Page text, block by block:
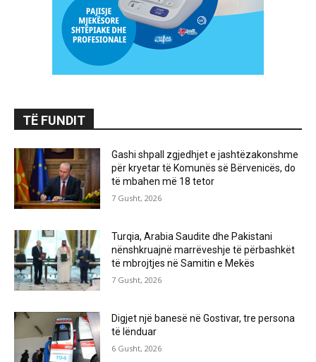
TË FUNDIT
Gashi shpall zgjedhjet e jashtëzakonshme
për kryetar të Komunës së Bërvenicës, do
të mbahen më 18 tetor
7 Gusht, 2026
Turqia, Arabia Saudite dhe Pakistani
nënshkruajnë marrëveshje të përbashkët
të mbrojtjes në Samitin e Mekës
7 Gusht, 2026
Digjet një banesë në Gostivar, tre persona
të lënduar
6 Gusht, 2026